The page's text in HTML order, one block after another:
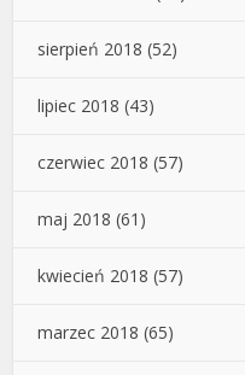
sierpień 2018 (52)
lipiec 2018 (43)
czerwiec 2018 (57)
maj 2018 (61)
kwiecień 2018 (57)
marzec 2018 (65)